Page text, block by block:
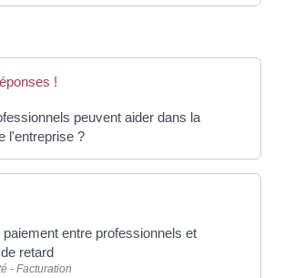
!
peuvent aider dans la
l'entreprise ?
paiement entre professionnels et
retard
- Facturation